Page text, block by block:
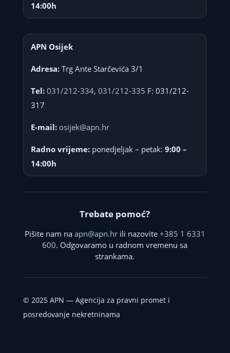
14:00h
APN Osijek
Adresa:Trg Ante Starčevića 3/1
Tel: 031/212-334, 031/212-335 F: 031/212-
317
E-mail: osijek@apn.hr
Radno vrijeme:ponedjeljak – petak: 9:00 –
14:00h
Trebate pomoć?
Pišite nam na apn@apn.hrili nazovite +385 1 6331
600. Odgovaramo u radnom vremenu sa
strankama.
© 2025APN — Agencija za pravni promet i
posredovanje nekretninama